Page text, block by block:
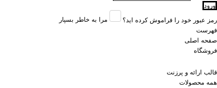
ورود
رمز عبور خود را فراموش کرده اید؟
مرا به خاطر بسپار
فهرست
صفحه اصلی
فروشگاه
قالب ارائه و پرزنت
همه محصولات